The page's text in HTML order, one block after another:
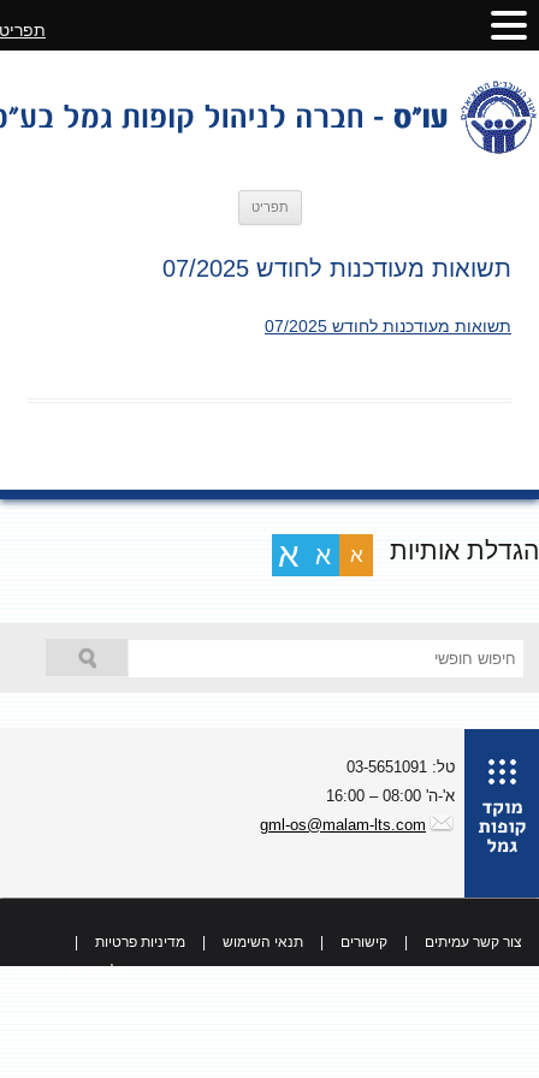
תפריט
תשואות מעודכנות לחודש 07/2025
תשואות מעודכנות לחודש 07/2025
אותיות א א א
טל: 03-5651091
א'-ה' 08:00 – 16:00
gml-os@malam-lts.com
צור קשר עמיתים קישורים תנאי השימוש מדיניות פרטיות
כל הזכויות שמורות
תפריט